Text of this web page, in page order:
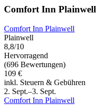
Comfort Inn Plainwell
Comfort Inn Plainwell
Plainwell
8,8/10
Hervorragend
(696 Bewertungen)
109 €
inkl. Steuern & Gebühren
2. Sept.–3. Sept.
Comfort Inn Plainwell